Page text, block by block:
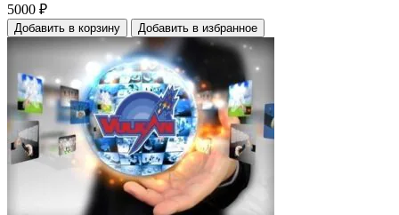
5000 ₽
Добавить в корзину Добавить в избранное